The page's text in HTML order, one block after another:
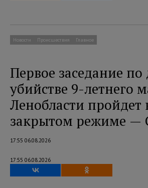
Новости Происшествия Главное
Первое заседание по
убийстве 9-летнего
Ленобласти пройдет
закрытом режиме
17:55 06.08.2026
17:55 06.08.2026